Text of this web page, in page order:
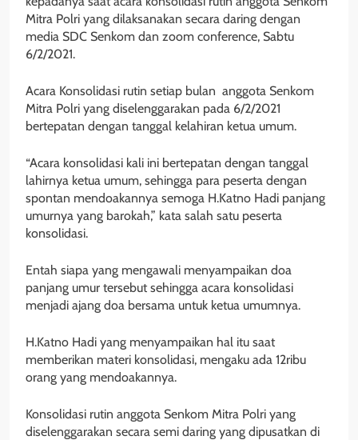
Mitra Polri yang dilaksanakan secara daring dengan
media SDC Senkom dan zoom conference, Sabtu
6/2/2021.
Acara Konsolidasi rutin setiap bulan anggota Senkom
Mitra Polri yang diselenggarakan pada 6/2/2021
bertepatan dengan tanggal kelahiran ketua umum.
“Acara konsolidasi kali ini bertepatan dengan tanggal
lahirnya ketua umum, sehingga para peserta dengan
spontan mendoakannya semoga H.Katno Hadi panjang
umurnya yang barokah,” kata salah satu peserta
konsolidasi.
Entah siapa yang mengawali menyampaikan doa
panjang umur tersebut sehingga acara konsolidasi
menjadi ajang doa bersama untuk ketua umumnya.
H.Katno Hadi yang menyampaikan hal itu saat
memberikan materi konsolidasi, mengaku ada 12ribu
orang yang mendoakannya.
Konsolidasi rutin anggota Senkom Mitra Polri yang
diselenggarakan secara semi daring yang dipusatkan di